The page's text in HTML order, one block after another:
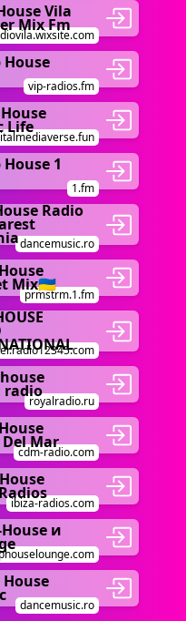
Vila
Mix Fm
House
vip-radios.fm
Life
House 1
1.fm
Radio
dancemusic.ro
Mix🇺🇦
prmstrm.1.fm
radio
royalradio.ru
Del Mar
cdm-radio.com
ibiza-radios.com
и
House
dancemusic.ro